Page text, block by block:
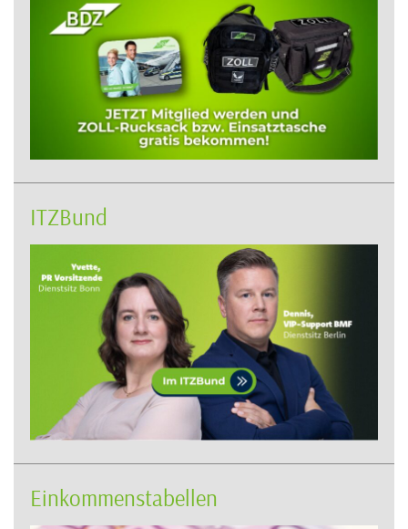
ITZBund
Einkommenstabellen